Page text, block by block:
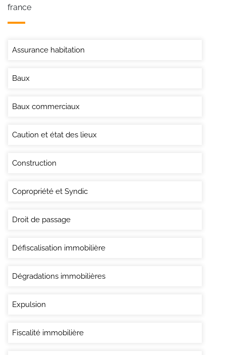
france
Assurance habitation
Baux
Baux commerciaux
Caution et état des lieux
Construction
Copropriété et Syndic
Droit de passage
Défiscalisation immobilière
Dégradations immobilières
Expulsion
Fiscalité immobilière